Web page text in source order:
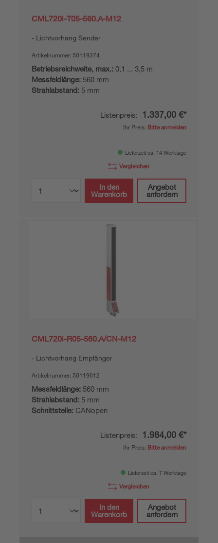
CML720i-T05-560.A-M12
Lichtvorhang Sender
Artikelnummer: 50119374
Betriebsreichweite, max.: 0,1 ... 3,5 m
Messfeldlänge: 560 mm
Strahlabstand: 5 mm
Listenpreis: 1.337,00 €*
Ihr Preis: Bitte anmelden
Lieferzeit ca. 14 Werktage
Vergleichen
In den
Warenkorb
Angebot
anfordern
CML720i-R05-560.A/CN-M12
Lichtvorhang Empfänger
Artikelnummer: 50119612
Messfeldlänge: 560 mm
Strahlabstand: 5 mm
Schnittstelle: CANopen
Listenpreis: 1.984,00 €*
Ihr Preis: Bitte anmelden
Lieferzeit ca. 7 Werktage
Vergleichen
In den
Warenkorb
Angebot
anfordern